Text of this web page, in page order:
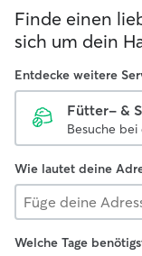
Finde einen
sich um dein
Entdecke weitere
Fütter- &
Besuche bei
Wie lautet deine
Welche Tage